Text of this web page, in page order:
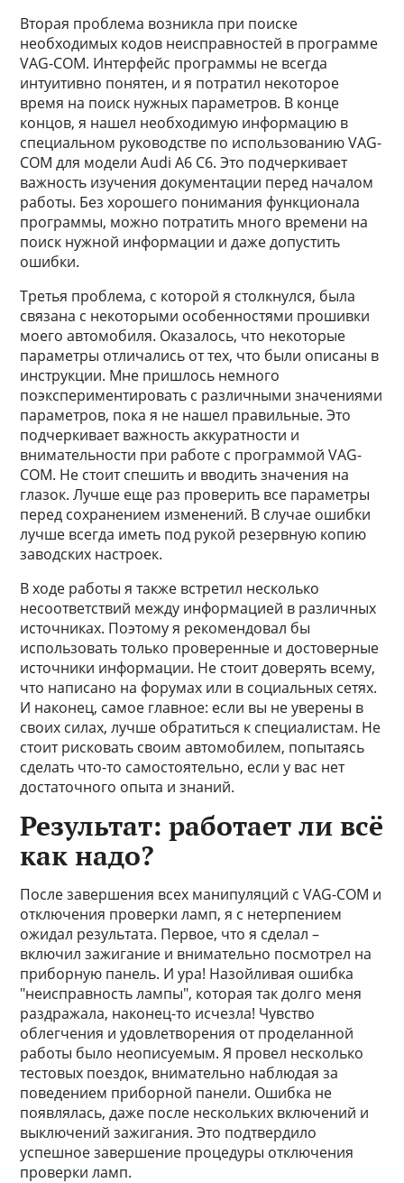
Вторая проблема возникла при поиске
необходимых кодов неисправностей в программе
VAG-COM. Интерфейс программы не всегда
интуитивно понятен, и я потратил некоторое
время на поиск нужных параметров. В конце
концов, я нашел необходимую информацию в
специальном руководстве по использованию VAG-
COM для модели Audi A6 C6. Это подчеркивает
важность изучения документации перед началом
работы. Без хорошего понимания функционала
программы, можно потратить много времени на
поиск нужной информации и даже допустить
ошибки.
Третья проблема, с которой я столкнулся, была
связана с некоторыми особенностями прошивки
моего автомобиля. Оказалось, что некоторые
параметры отличались от тех, что были описаны в
инструкции. Мне пришлось немного
поэкспериментировать с различными значениями
параметров, пока я не нашел правильные. Это
подчеркивает важность аккуратности и
внимательности при работе с программой VAG-
COM. Не стоит спешить и вводить значения на
глазок. Лучше еще раз проверить все параметры
перед сохранением изменений. В случае ошибки
лучше всегда иметь под рукой резервную копию
заводских настроек.
В ходе работы я также встретил несколько
несоответствий между информацией в различных
источниках. Поэтому я рекомендовал бы
использовать только проверенные и достоверные
источники информации. Не стоит доверять всему,
что написано на форумах или в социальных сетях.
И наконец, самое главное: если вы не уверены в
своих силах, лучше обратиться к специалистам. Не
стоит рисковать своим автомобилем, попытаясь
сделать что-то самостоятельно, если у вас нет
достаточного опыта и знаний.
Результат: работает ли всё
как надо?
После завершения всех манипуляций с VAG-COM и
отключения проверки ламп, я с нетерпением
ожидал результата. Первое, что я сделал –
включил зажигание и внимательно посмотрел на
приборную панель. И ура! Назойливая ошибка
"неисправность лампы", которая так долго меня
раздражала, наконец-то исчезла! Чувство
облегчения и удовлетворения от проделанной
работы было неописуемым. Я провел несколько
тестовых поездок, внимательно наблюдая за
поведением приборной панели. Ошибка не
появлялась, даже после нескольких включений и
выключений зажигания. Это подтвердило
успешное завершение процедуры отключения
проверки ламп.